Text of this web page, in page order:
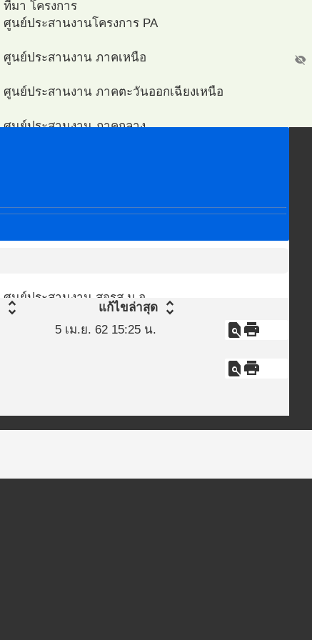
visibility_off
ที่มา โครงการ
ศูนย์ประสานงานโครงการ PA
ศูนย์ประสานงาน ภาคเหนือ
ศูนย์ประสานงาน ภาคตะวันออกเฉียงเหนือ
ศูนย์ประสานงาน ภาคกลาง
ศูนย์ประสานงาน สจรส ม.อ.
unfold_more แก้ไขล่าสุด unfold_more
5 เม.ย. 62 15:25 น. find_in_pageprint
find_in_pageprint